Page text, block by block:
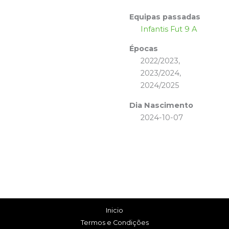
Equipas passadas
Infantis Fut 9 A
Épocas
2022/2023,
2023/2024,
2024/2025
Dia Nascimento
2024-10-07
Inicio
Termos e Condições